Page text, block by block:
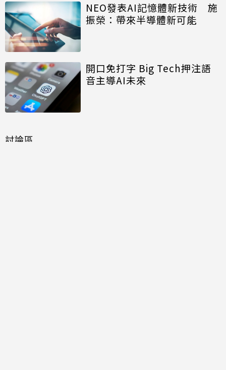
NEO發表AI記憶體新技術 施
振榮：帶來半導體新可能
開口免打字 Big Tech押注語
音主導AI未來
討論區